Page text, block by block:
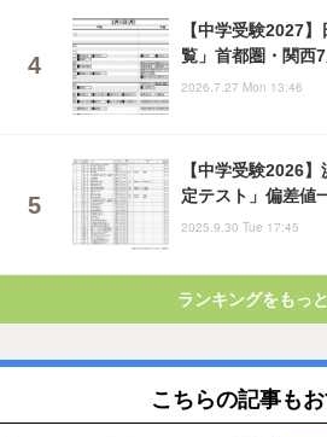
【中学受験2027
覧」首都圏・関西
2026.7.27 Mon 13:46
【中学受験2026
定テスト」偏差値
2025.9.30 Tue 17:45
ランキングをもっ
こちらの記事も